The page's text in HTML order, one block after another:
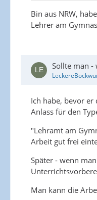
Bin aus NRW,
Lehrer am
Sollte man -
Ich habe, bevor er
Anlass für den
"Lehramt am
Arbeit gut frei
Später - wenn
Man kann die